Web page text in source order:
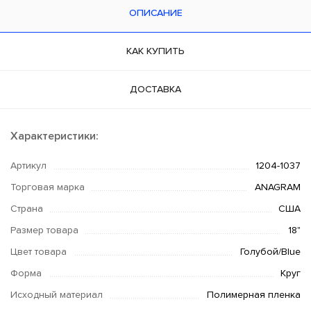
ОПИСАНИЕ
КАК КУПИТЬ
ДОСТАВКА
Характеристики:
Артикул 1204-1037
Торговая марка ANAGRAM
Страна США
Размер товара 18"
Цвет товара Голубой/Blue
Форма Круг
Исходный материал Полимерная пленка